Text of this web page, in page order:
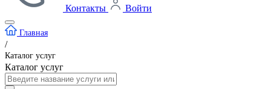
Контакты Войти
Главная
/
Каталог услуг
Каталог услуг